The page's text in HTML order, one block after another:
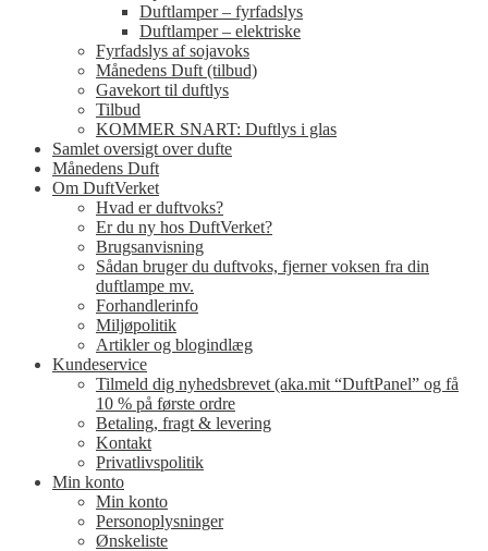
Duftlamper – fyrfadslys
Duftlamper – elektriske
Fyrfadslys af sojavoks
Månedens Duft (tilbud)
Gavekort til duftlys
Tilbud
KOMMER SNART: Duftlys i glas
Samlet oversigt over dufte
Månedens Duft
Om DuftVerket
Hvad er duftvoks?
Er du ny hos DuftVerket?
Brugsanvisning
Sådan bruger du duftvoks, fjerner voksen fra din
duftlampe mv.
Forhandlerinfo
Miljøpolitik
Artikler og blogindlæg
Kundeservice
Tilmeld dig nyhedsbrevet (aka.mit “DuftPanel” og få
10 % på første ordre
Betaling, fragt & levering
Kontakt
Privatlivspolitik
Min konto
Min konto
Personoplysninger
Ønskeliste